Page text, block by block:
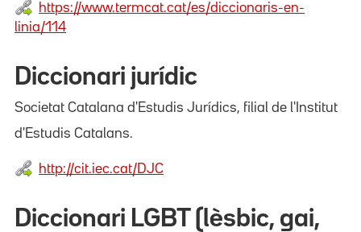
https://www.termcat.cat/es/diccionaris-en-
linia/114
Diccionari jurídic
Societat Catalana d'Estudis Jurídics, filial de l'Institut
d'Estudis Catalans.
http://cit.iec.cat/DJC
Diccionari LGBT (lèsbic, gai,